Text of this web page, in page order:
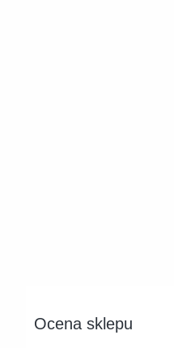
Ocena sklepu